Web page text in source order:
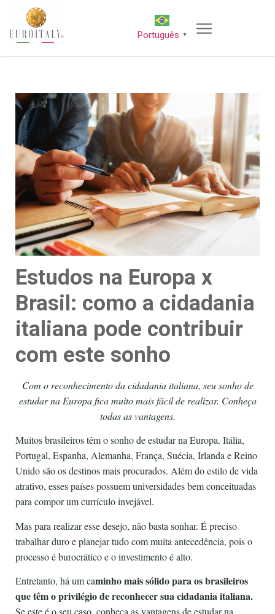
Português ▼
Estudos na Europa x
Brasil: como a cidadania
italiana pode contribuir
com este sonho
Com o reconhecimento da cidadania italiana, seu sonho de
estudar na Europa fica muito mais fácil de realizar. Conheça
todas as vantagens.
Muitos brasileiros têm o sonho de estudar na Europa. Itália,
Portugal, Espanha, Alemanha, França, Suécia, Irlanda e Reino
Unido são os destinos mais procurados. Além do estilo de vida
atrativo, esses países possuem universidades bem conceituadas
para compor um currículo invejável.
Mas para realizar esse desejo, não basta sonhar. É preciso
trabalhar duro e planejar tudo com muita antecedência, pois o
processo é burocrático e o investimento é alto.
Entretanto, há um caminho mais sólido para os brasileiros
que têm o privilégio de reconhecer sua cidadania italiana.
Se este é o seu caso, conheça as vantagens de estudar na